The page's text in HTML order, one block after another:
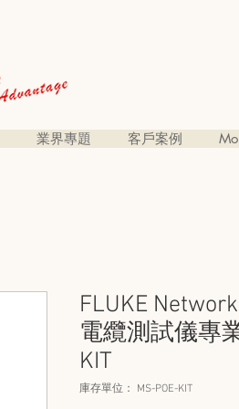
業界專題 客戶案例
FLUKE
電纜測試儀專
KIT
庫存單位： MS-POE-KIT